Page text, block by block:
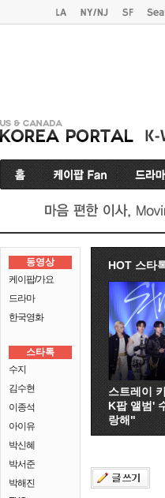
동영상
케이팝/가요
드라마
한국영화
스타톡
수지
김수현
이종석
아이유
박신혜
박서준
박해진
HOT 스타
스트레이
K팝 앨범'
랑해"